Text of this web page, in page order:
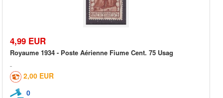
4,99 EUR
Royaume 1934 - Poste Aérienne Fiume Cent. 75 Usag
2,00 EUR
0